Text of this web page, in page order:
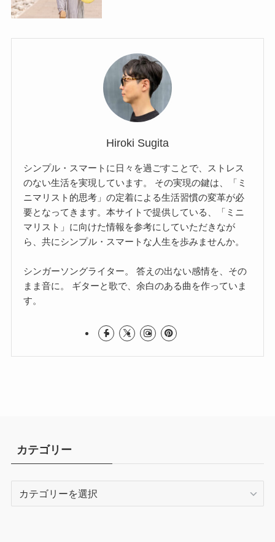
Hiroki Sugita
シンプル・スマートに日々を過ごすことで、ストレス
のない生活を実現しています。 その実現の鍵は、「ミ
ニマリスト的思考」の定着による生活習慣の変革が必
要となってきます。本サイトで提供している、「ミニ
マリスト」に向けた情報を参考にしていただきなが
ら、共にシンプル・スマートな人生を歩みませんか。
シンガーソングライター。 答えの出ない感情を、その
まま音に。 ギターと歌で、余白のある曲を作っていま
す。
カテゴリー